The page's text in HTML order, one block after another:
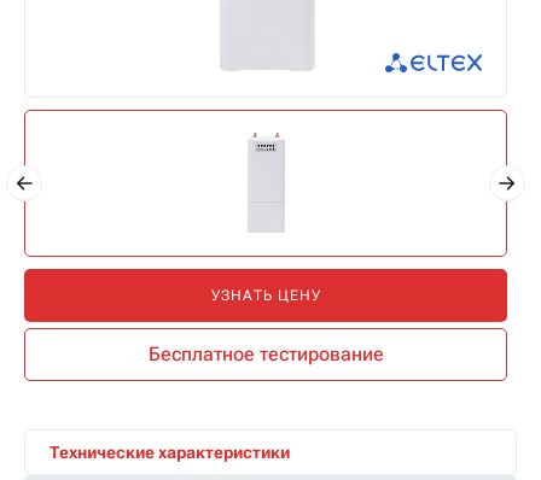
УЗНАТЬ ЦЕНУ
Бесплатное тестирование
Технические характеристики